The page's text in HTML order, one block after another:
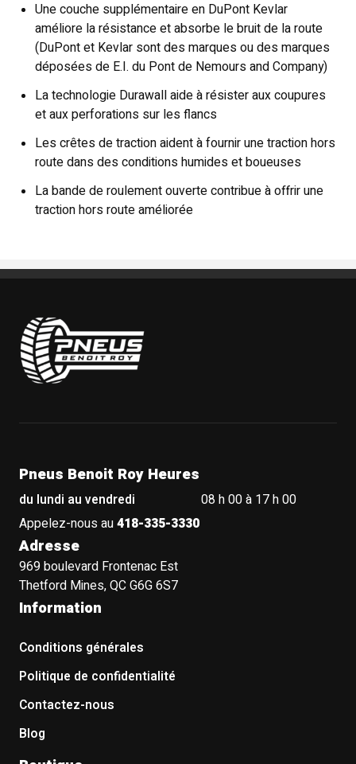
Une couche supplémentaire en DuPont Kevlar
améliore la résistance et absorbe le bruit de la route
(DuPont et Kevlar sont des marques ou des marques
déposées de E.I. du Pont de Nemours and Company)
La technologie Durawall aide à résister aux coupures
et aux perforations sur les flancs
Les crêtes de traction aident à fournir une traction hors
route dans des conditions humides et boueuses
La bande de roulement ouverte contribue à offrir une
traction hors route améliorée
Pneus Benoit Roy
Pneus Benoit Roy Heures
du lundi au vendredi
08 h 00 à 17 h 00
Appelez-nous au418-335-3330
Adresse
969 boulevard Frontenac Est
Thetford Mines, QC G6G 6S7
Information
Conditions générales
Politique de confidentialité
Contactez-nous
Blog